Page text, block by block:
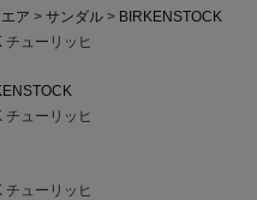
ア サンダル
BIRKENSTOCK
ューリッヒ
ューリッヒ
ューリッヒ